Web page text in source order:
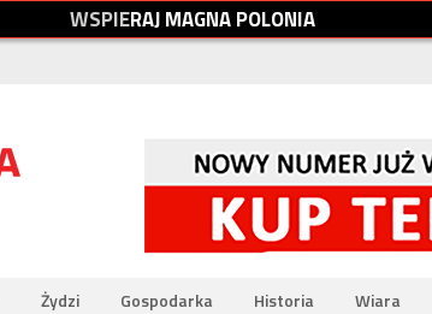
WSPIERAJMAGNAPOLONIA
Żydzi Gospodarka Historia Wiara